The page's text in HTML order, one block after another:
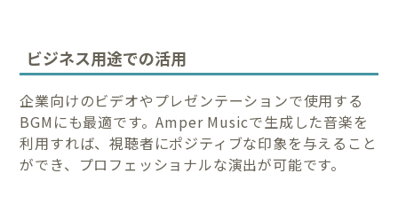
ビジネス用途での活用
企業向けのビデオやプレゼンテーションで使用する
BGMにも最適です。Amper Musicで生成した音楽を
利用すれば、視聴者にポジティブな印象を与えること
ができ、プロフェッショナルな演出が可能です。